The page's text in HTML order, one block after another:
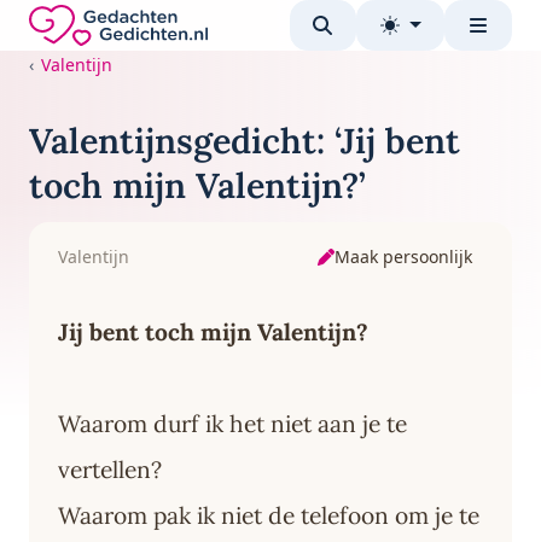
Direct naar de inhoud
Gedachten-Gedichten.nl — naar de homepage
Valentijn
Valentijnsgedicht: ‘Jij bent
toch mijn Valentijn?’
Valentijn Maak persoonlijk
Jij bent toch mijn Valentijn?
Waarom durf ik het niet aan je te
vertellen?
Waarom pak ik niet de telefoon om je te